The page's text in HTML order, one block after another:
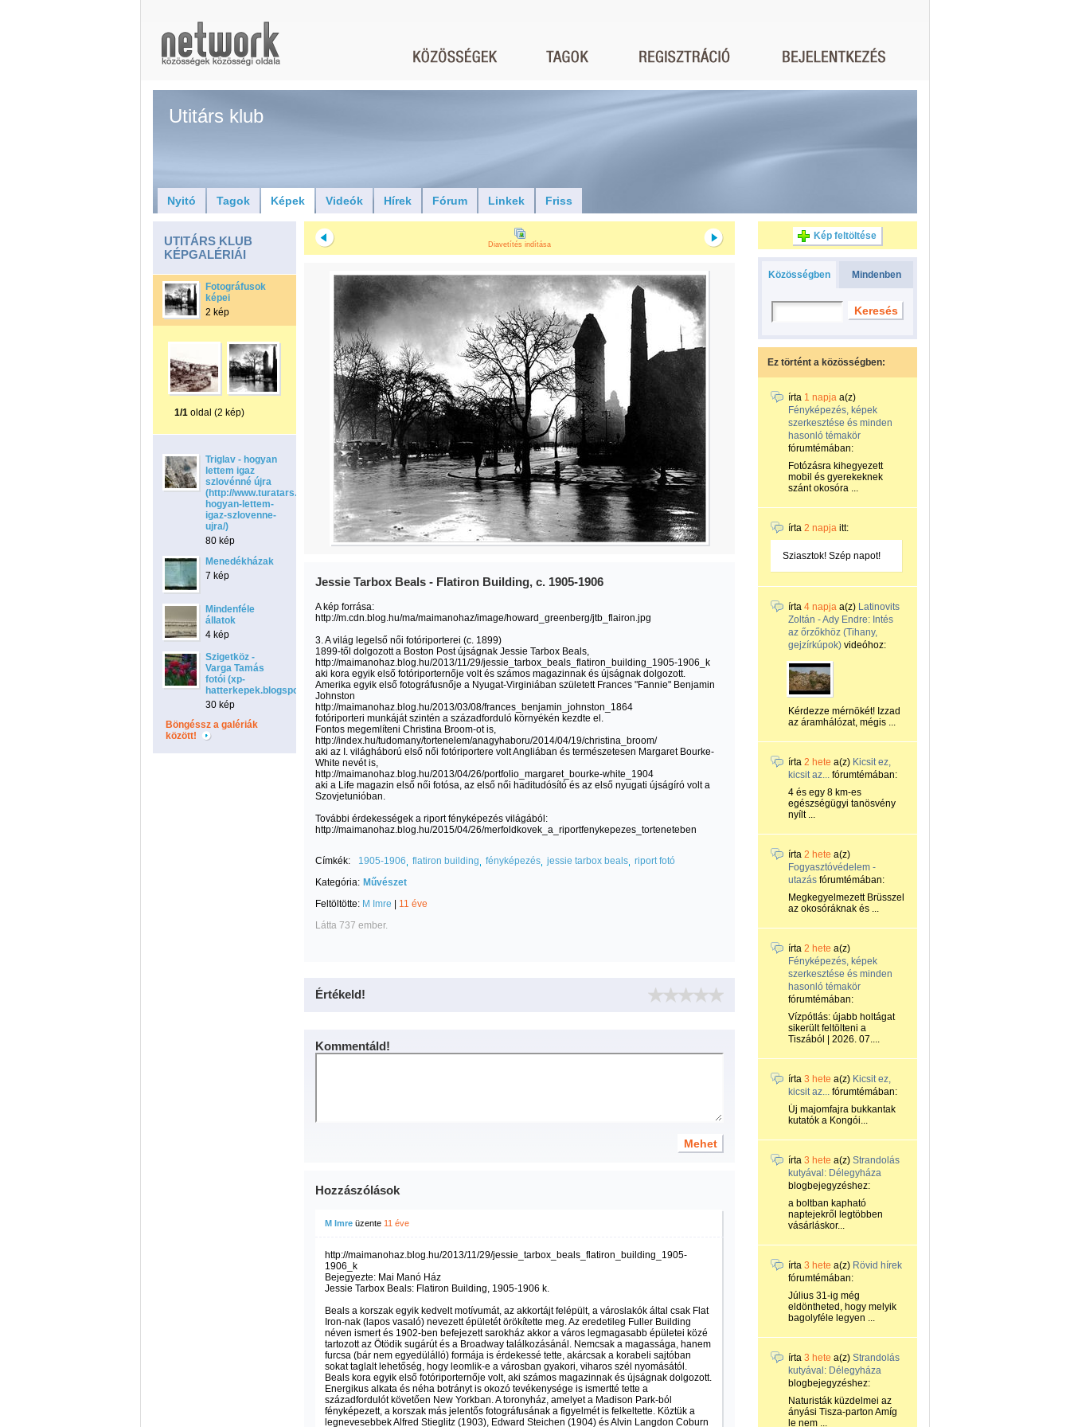
Utitárs klub
Nyitó Tagok Képek Videók Hírek Fórum Linkek Friss
UTITÁRS KLUB
KÉPGALÉRIÁI
Fotográfusok
képei
2 kép
1/1 oldal (2 kép)
Triglav - hogyan
lettem igaz
szlovénné újra
(http://www.turatars.com/blog/view/id_2820/title_Triglav-
hogyan-lettem-
igaz-szlovenne-
ujra/)
80 kép
Menedékházak
7 kép
Mindenféle
állatok
4 kép
Szigetköz -
Varga Tamás
fotói (xp-
hatterkepek.blogspot.com)
30 kép
Böngéssz a galériák
között!
Diavetítés indítása
Jessie Tarbox Beals - Flatiron Building, c. 1905-1906
A kép forrása:
http://m.cdn.blog.hu/ma/maimanohaz/image/howard_greenberg/jtb_flairon.jpg
3. A világ legelső női fotóriporterei (c. 1899)
1899-től dolgozott a Boston Post újságnak Jessie Tarbox Beals,
http://maimanohaz.blog.hu/2013/11/29/jessie_tarbox_beals_flatiron_building_1905-1906_k
aki kora egyik első fotóriporternője volt és számos magazinnak és újságnak dolgozott.
Amerika egyik első fotográfusnője a Nyugat-Virginiában született Frances "Fannie" Benjamin
Johnston
http://maimanohaz.blog.hu/2013/03/08/frances_benjamin_johnston_1864
fotóriporteri munkáját szintén a századforduló környékén kezdte el.
Fontos megemlíteni Christina Broom-ot is,
http://index.hu/tudomany/tortenelem/anagyhaboru/2014/04/19/christina_broom/
aki az I. világháború első női fotóriportere volt Angliában és természetesen Margaret Bourke-
White nevét is,
http://maimanohaz.blog.hu/2013/04/26/portfolio_margaret_bourke-white_1904
aki a Life magazin első női fotósa, az első női haditudósító és az első nyugati újságíró volt a
Szovjetunióban.
További érdekességek a riport fényképezés világából:
http://maimanohaz.blog.hu/2015/04/26/merfoldkovek_a_riportfenykepezes_torteneteben
Címkék: 1905-1906 flatiron building fényképezés jessie tarbox beals riport fotó
Kategória: Művészet
Feltöltötte: M Imre
11 éve
Látta 737 ember.
Értékeld!
Kommentáld!
Hozzászólások
M Imre üzente 11 éve
http://maimanohaz.blog.hu/2013/11/29/jessie_tarbox_beals_flatiron_building_1905-
1906_k
Bejegyezte: Mai Manó Ház
Jessie Tarbox Beals: Flatiron Building, 1905-1906 k.
Beals a korszak egyik kedvelt motívumát, az akkortájt felépült, a városlakók által csak Flat
Iron-nak (lapos vasaló) nevezett épületét örökítette meg. Az eredetileg Fuller Building
néven ismert és 1902-ben befejezett sarokház akkor a város legmagasabb épületei közé
tartozott az Ötödik sugárút és a Broadway találkozásánál. Nemcsak a magassága, hanem
furcsa (bár nem egyedülálló) formája is érdekessé tette, akárcsak a korabeli sajtóban
sokat taglalt lehetőség, hogy leomlik-e a városban gyakori, viharos szél nyomásától.
Beals kora egyik első fotóriporternője volt, aki számos magazinnak és újságnak dolgozott.
Energikus alkata és néha botrányt is okozó tevékenysége is ismertté tette a
századfordulót követően New Yorkban. A toronyház, amelyet a Madison Park-ból
fényképezett, a korszak más jelentős fotográfusának a figyelmét is felkeltette. Köztük a
legnevesebbek Alfred Stieglitz (1903), Edward Steichen (1904) és Alvin Langdon Coburn
Kép feltöltése
Közösségben Mindenben
Ez történt a közösségben:
írta 1 napja a(z)
Fényképezés, képek
szerkesztése és minden
hasonló témakör
fórumtémában:
Fotózásra kihegyezett
mobil és gyerekeknek
szánt okosóra ...
írta 2 napja itt:
Sziasztok! Szép napot!
írta 4 napja a(z) Latinovits
Zoltán - Ady Endre: Intés
az őrzőkhöz (Tihany,
gejzírkúpok) videóhoz:
Kérdezze mérnökét! Izzad
az áramhálózat, mégis ...
írta 2 hete a(z) Kicsit ez,
kicsit az... fórumtémában:
4 és egy 8 km-es
egészségügyi tanösvény
nyílt ...
írta 2 hete a(z)
Fogyasztóvédelem -
utazás fórumtémában:
Megkegyelmezett Brüsszel
az okosóráknak és ...
írta 2 hete a(z)
Fényképezés, képek
szerkesztése és minden
hasonló témakör
fórumtémában:
Vízpótlás: újabb holtágat
sikerült feltölteni a
Tiszából | 2026. 07....
írta 3 hete a(z) Kicsit ez,
kicsit az... fórumtémában:
Új majomfajra bukkantak
kutatók a Kongói...
írta 3 hete a(z) Strandolás
kutyával: Délegyháza
blogbejegyzéshez:
a boltban kapható
naptejekről legtöbben
vásárláskor...
írta 3 hete a(z) Rövid hírek
fórumtémában:
Július 31-ig még
eldöntheted, hogy melyik
bagolyféle legyen ...
írta 3 hete a(z) Strandolás
kutyával: Délegyháza
blogbejegyzéshez:
Naturisták küzdelmei az
ányási Tisza-parton Amíg
le nem ...